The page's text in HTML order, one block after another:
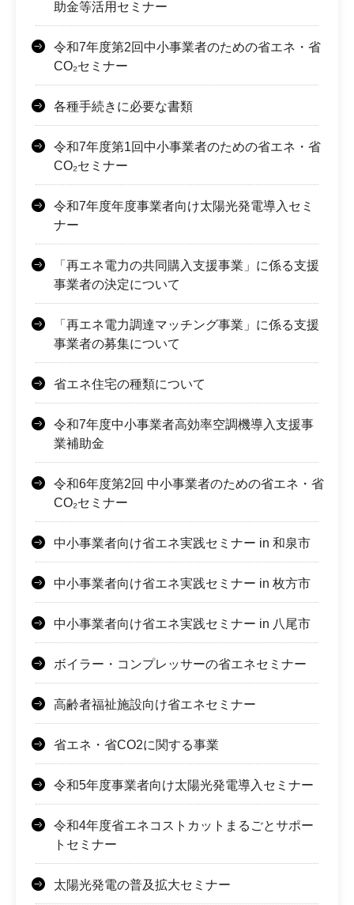
助金等活用セミナー
令和7年度第2回中小事業者のための省エネ・省
CO₂セミナー
各種手続きに必要な書類
令和7年度第1回中小事業者のための省エネ・省
CO₂セミナー
令和7年度年度事業者向け太陽光発電導入セミ
ナー
「再エネ電力の共同購入支援事業」に係る支援
事業者の決定について
「再エネ電力調達マッチング事業」に係る支援
事業者の募集について
省エネ住宅の種類について
令和7年度中小事業者高効率空調機導入支援事
業補助金
令和6年度第2回 中小事業者のための省エネ・省
CO₂セミナー
中小事業者向け省エネ実践セミナー in 和泉市
中小事業者向け省エネ実践セミナー in 枚方市
中小事業者向け省エネ実践セミナー in 八尾市
ボイラー・コンプレッサーの省エネセミナー
高齢者福祉施設向け省エネセミナー
省エネ・省CO2に関する事業
令和5年度事業者向け太陽光発電導入セミナー
令和4年度省エネコストカットまるごとサポー
トセミナー
太陽光発電の普及拡大セミナー